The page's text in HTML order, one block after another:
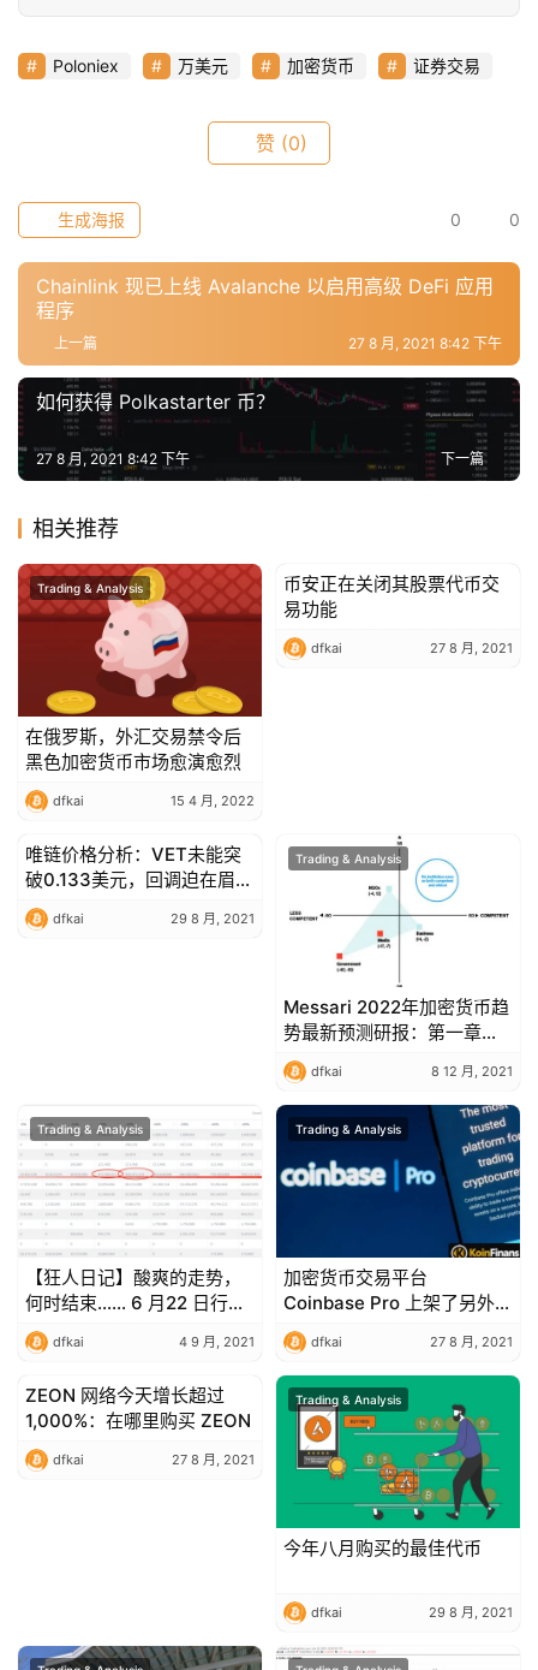
快
信
h
r
9
指
数
常
用
具
推
荐
Poloniex 万美元 加密货币 证券交易
赞 (0)
0 0
生成海报
Chainlink 现已上线 Avalanche 以启用高级 DeFi 应用
程序
上一篇 27 8 月, 2021 8:42 下午
如何获得 Polkastarter 币？
下一篇
27 8 月, 2021 8:42 下午
相关推荐
Trading & Analysis
在俄罗斯，外汇交易禁令后
黑色加密货币市场愈演愈烈
dfkai 15 4 月, 2022
Trading & Analysis
币安正在关闭其股票代币交
易功能
dfkai 27 8 月, 2021
Trading & Analysis
唯链价格分析：VET未能突
破0.133美元，回调迫在眉
睫？
dfkai 29 8 月, 2021
Trading & Analysis
Messari 2022年加密货币趋
势最新预测研报：第一章
「十大投资主题」（上）
dfkai 8 12 月, 2021
Trading & Analysis
【狂人日记】酸爽的走势，
何时结束…… 6 月22 日行情
分析
dfkai 4 9 月, 2021
Trading & Analysis
加密货币交易平台
Coinbase Pro 上架了另外三
个新的山寨币
dfkai 27 8 月, 2021
Trading & Analysis
ZEON 网络今天增长超过
1,000%：在哪里购买 ZEON
dfkai 27 8 月, 2021
Trading & Analysis
今年八月购买的最佳代币
dfkai 29 8 月, 2021